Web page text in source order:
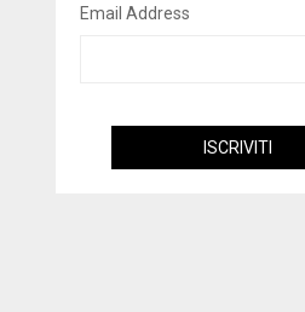
Email Address